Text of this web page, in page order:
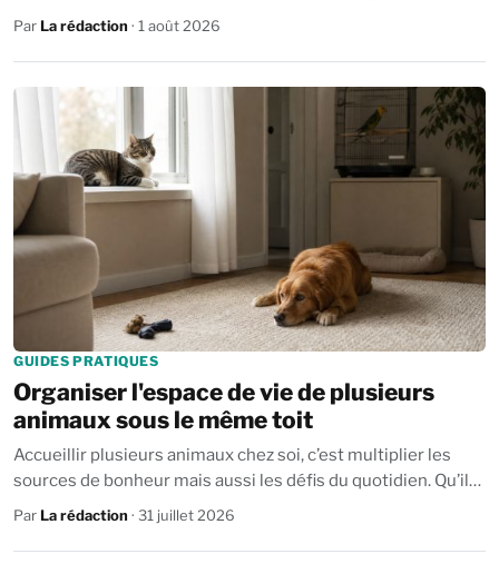
pattes plus qu’on ne le pense. ...
Par La rédaction · 1 août 2026
GUIDES PRATIQUES
Organiser l'espace de vie de plusieurs
animaux sous le même toit
Accueillir plusieurs animaux chez soi, c’est multiplier les
sources de bonheur mais aussi les défis du quotidien. Qu’il
s’agisse de chien et chat...
Par La rédaction · 31 juillet 2026